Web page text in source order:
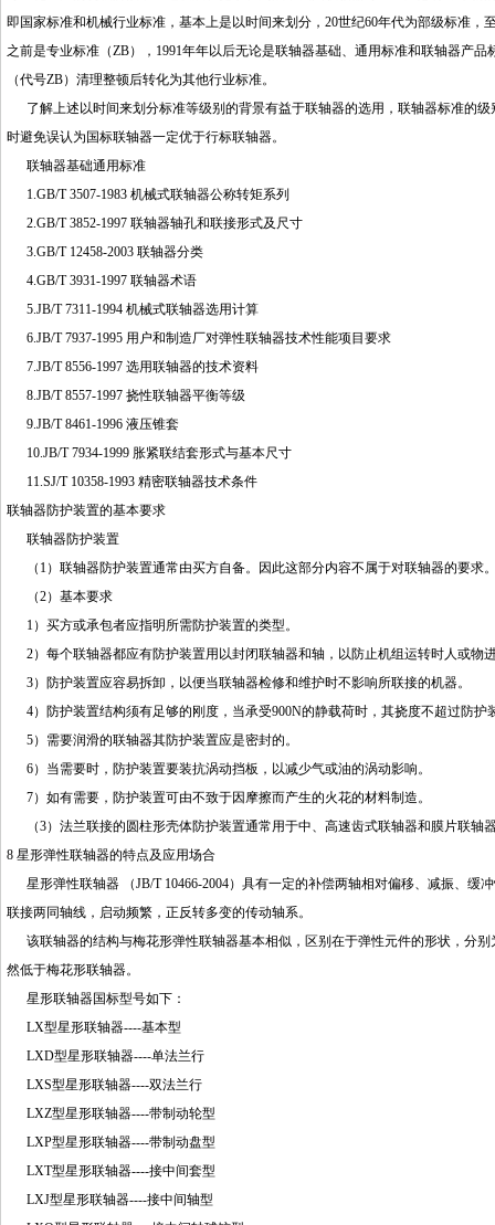
即国家标准和机械行业标准，基本上是以时间来划分，20世纪60年代为部级标准
之前是专业标准（ZB），1991年年以后无论是联轴器基础、通用标准和联轴器产
（代号ZB）清理整顿后转化为其他行业标准。
了解上述以时间来划分标准等级别的背景有益于联轴器的选用，联轴器标准的
时避免误认为国标联轴器一定优于行标联轴器。
联轴器基础通用标准
1.GB/T 3507-1983 机械式联轴器公称转矩系列
2.GB/T 3852-1997 联轴器轴孔和联接形式及尺寸
3.GB/T 12458-2003 联轴器分类
4.GB/T 3931-1997 联轴器术语
5.JB/T 7311-1994 机械式联轴器选用计算
6.JB/T 7937-1995 用户和制造厂对弹性联轴器技术性能项目要求
7.JB/T 8556-1997 选用联轴器的技术资料
8.JB/T 8557-1997 挠性联轴器平衡等级
9.JB/T 8461-1996 液压锥套
10.JB/T 7934-1999 胀紧联结套形式与基本尺寸
11.SJ/T 10358-1993 精密联轴器技术条件
联轴器防护装置的基本要求
联轴器防护装置
（1）联轴器防护装置通常由买方自备。因此这部分内容不属于对联轴器的要求
（2）基本要求
1）买方或承包者应指明所需防护装置的类型。
2）每个联轴器都应有防护装置用以封闭联轴器和轴，以防止机组运转时人或物
3）防护装置应容易拆卸，以便当联轴器检修和维护时不影响所联接的机器。
4）防护装置结构须有足够的刚度，当承受900N的静载荷时，其挠度不超过防护
5）需要润滑的联轴器其防护装置应是密封的。
6）当需要时，防护装置要装抗涡动挡板，以减少气或油的涡动影响。
7）如有需要，防护装置可由不致于因摩擦而产生的火花的材料制造。
（3）法兰联接的圆柱形壳体防护装置通常用于中、高速齿式联轴器和膜片联轴
8 星形弹性联轴器的特点及应用场合
星形弹性联轴器 （JB/T 10466-2004）具有一定的补偿两轴相对偏移、减振、缓
联接两同轴线，启动频繁，正反转多变的传动轴系。
该联轴器的结构与梅花形弹性联轴器基本相似，区别在于弹性元件的形状，分
然低于梅花形联轴器。
星形联轴器国标型号如下：
LX型星形联轴器----基本型
LXD型星形联轴器----单法兰行
LXS型星形联轴器----双法兰行
LXZ型星形联轴器----带制动轮型
LXP型星形联轴器----带制动盘型
LXT型星形联轴器----接中间套型
LXJ型星形联轴器----接中间轴型